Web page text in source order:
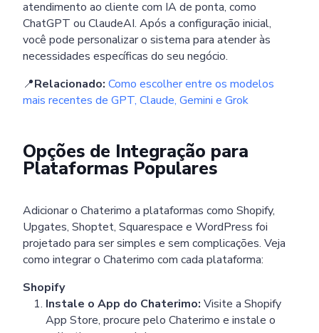
atendimento ao cliente com IA de ponta, como
ChatGPT ou ClaudeAI. Após a configuração inicial,
você pode personalizar o sistema para atender às
necessidades específicas do seu negócio.
📍Relacionado: Como escolher entre os modelos
mais recentes de GPT, Claude, Gemini e Grok
Opções de Integração para
Plataformas Populares
Adicionar o Chaterimo a plataformas como Shopify,
Upgates, Shoptet, Squarespace e WordPress foi
projetado para ser simples e sem complicações. Veja
como integrar o Chaterimo com cada plataforma:
Shopify
Instale o App do Chaterimo: Visite a Shopify
App Store, procure pelo Chaterimo e instale o